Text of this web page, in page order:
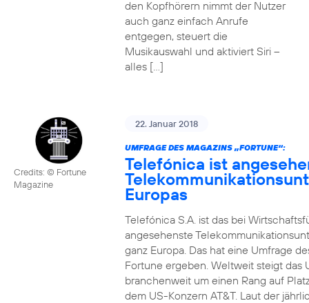
den Kopfhörern nimmt der Nutzer
auch ganz einfach Anrufe
entgegen, steuert die
Musikauswahl und aktiviert Siri –
alles […]
Credits: © Fortune
Magazine
22. Januar 2018
UMFRAGE DES MAGAZINS „FORTUNE“:
Telefónica ist
Europas
Telefónica S.A. ist das bei
angesehenste
ganz Europa. Das hat eine Umfrage
Fortune ergeben. Weltweit steigt das
branchenweit um einen Rang auf
dem US-Konzern AT&T. Laut der